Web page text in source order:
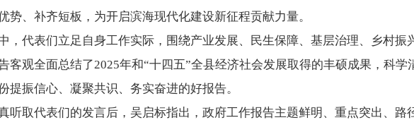
势、补齐短板，为开启滨海现代化建设新征程贡献力量。
，代表们立足自身工作实际，围绕产业发展、民生保障、基层治理、乡村
客观全面总结了2025年和“十四五”全县经济社会发展取得的丰硕成果，科
提振信心、凝聚共识、务实奋进的好报告。
听取代表们的发言后，吴启标指出，政府工作报告主题鲜明、重点突出、路